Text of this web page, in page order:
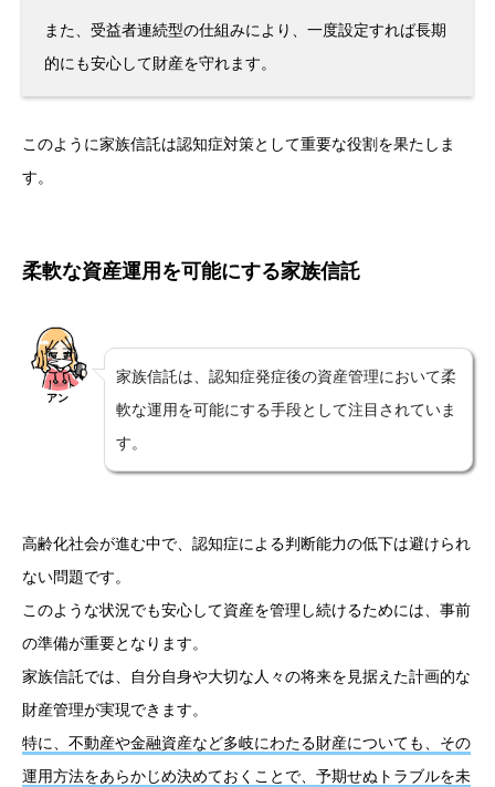
また、受益者連続型の仕組みにより、一度設定すれば長期
的にも安心して財産を守れます。
このように家族信託は認知症対策として重要な役割を果たしま
す。
柔軟な資産運用を可能にする家族信託
アン
家族信託は、認知症発症後の資産管理において柔
軟な運用を可能にする手段として注目されていま
す。
高齢化社会が進む中で、認知症による判断能力の低下は避けられ
ない問題です。
このような状況でも安心して資産を管理し続けるためには、事前
の準備が重要となります。
家族信託では、自分自身や大切な人々の将来を見据えた計画的な
財産管理が実現できます。
特に、不動産や金融資産など多岐にわたる財産についても、その
運用方法をあらかじめ決めておくことで、予期せぬトラブルを未